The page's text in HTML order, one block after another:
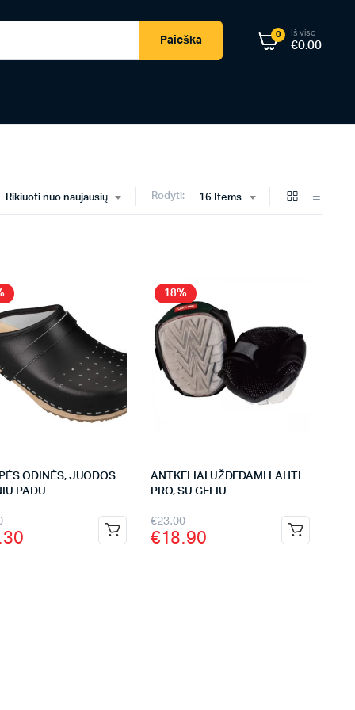
Paieška 0 Iš viso
€0.00
Rikiuoti nuo naujausių Rodyti: 16 Items
ODINĖS, JUODOS
PADU
18%
ANTKELIAI UŽDEDAMI LAHTI
PRO, SU GELIU
€23.00
€18.90